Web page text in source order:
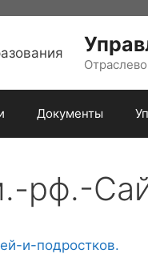
Документы
рф.-
и-подростков.